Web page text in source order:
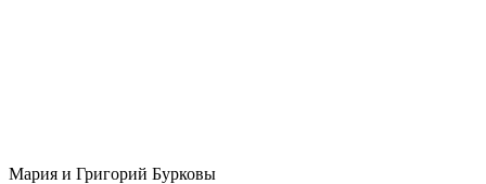
Мария и Григорий Бурковы